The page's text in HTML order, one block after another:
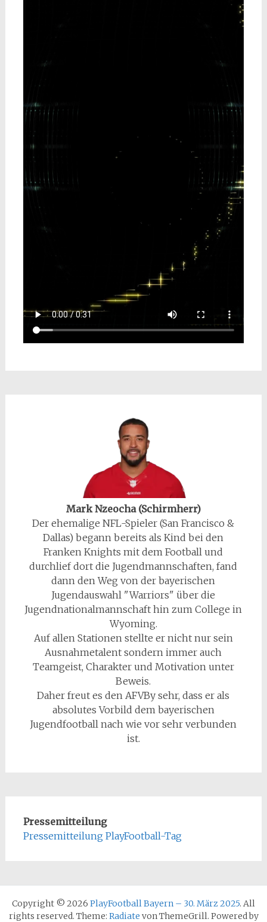
Mark Nzeocha (Schirmherr)
Der ehemalige NFL-Spieler (San Francisco &
Dallas) begann bereits als Kind bei den
Franken Knights mit dem Football und
durchlief dort die Jugendmannschaften, fand
dann den Weg von der bayerischen
Jugendauswahl "Warriors" über die
Jugendnationalmannschaft hin zum College in
Wyoming.
Auf allen Stationen stellte er nicht nur sein
Ausnahmetalent sondern immer auch
Teamgeist, Charakter und Motivation unter
Beweis.
Daher freut es den AFVBy sehr, dass er als
absolutes Vorbild dem bayerischen
Jugendfootball nach wie vor sehr verbunden
ist.
Pressemitteilung
Pressemitteilung PlayFootball-Tag
Copyright © 2026 PlayFootball Bayern – 30. März 2025. All
rights reserved. Theme: Radiate von ThemeGrill. Powered by